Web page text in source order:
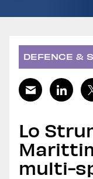
DEFENCE &
Lo
multi-